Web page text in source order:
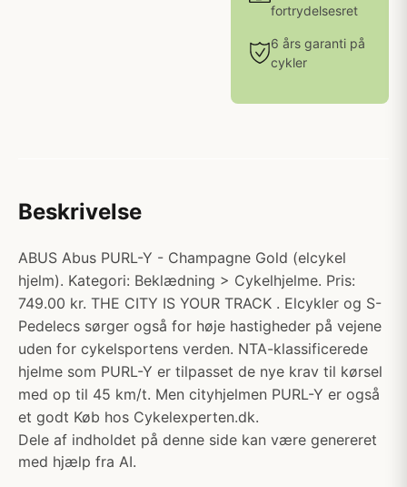
fortrydelsesret
6 års garanti på
cykler
Beskrivelse
ABUS Abus PURL-Y - Champagne Gold (elcykel
hjelm). Kategori: Beklædning > Cykelhjelme. Pris:
749.00 kr. THE CITY IS YOUR TRACK . Elcykler og S-
Pedelecs sørger også for høje hastigheder på vejene
uden for cykelsportens verden. NTA-klassificerede
hjelme som PURL-Y er tilpasset de nye krav til kørsel
med op til 45 km/t. Men cityhjelmen PURL-Y er også
et godt Køb hos Cykelexperten.dk.
Dele af indholdet på denne side kan være genereret
med hjælp fra AI.